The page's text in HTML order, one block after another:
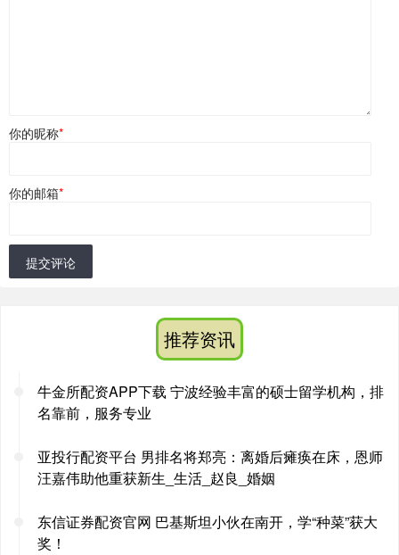
你的昵称*
你的邮箱*
提交评论
推荐资讯
牛金所配资APP下载 宁波经验丰富的硕士留学机构，排
名靠前，服务专业
亚投行配资平台 男排名将郑亮：离婚后瘫痪在床，恩师
汪嘉伟助他重获新生_生活_赵良_婚姻
东信证券配资官网 巴基斯坦小伙在南开，学“种菜”获大
奖！